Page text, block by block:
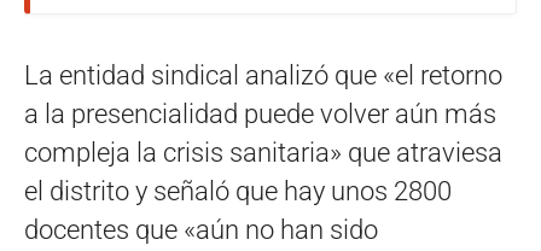
La entidad sindical analizó que «el retorno
a la presencialidad puede volver aún más
compleja la crisis sanitaria» que atraviesa
el distrito y señaló que hay unos 2800
docentes que «aún no han sido